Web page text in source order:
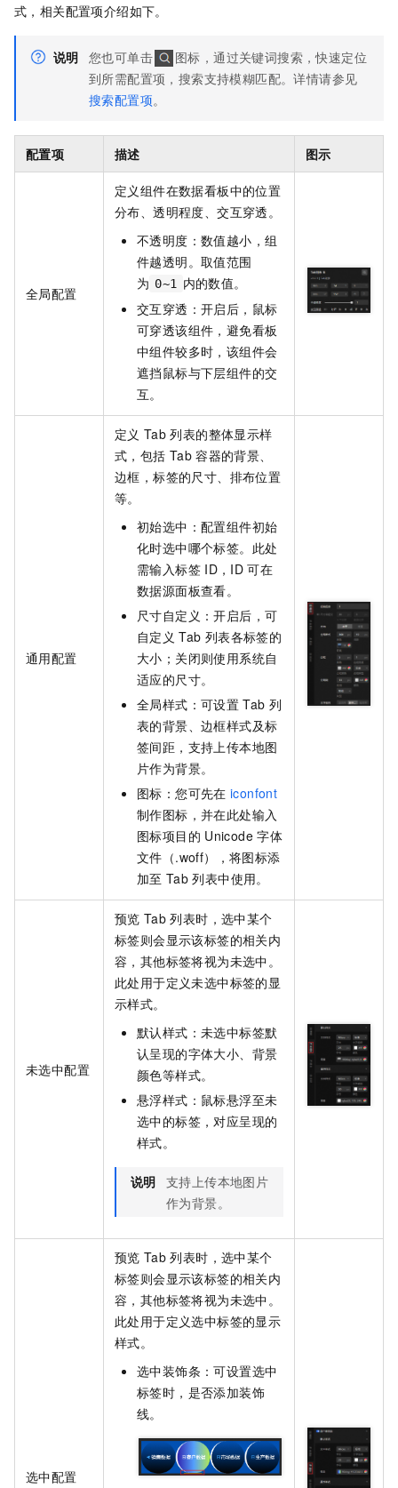
式，相关配置项介绍如下。
说明 您也可单击
图标，通过关键词搜索，快速定位
到所需配置项，搜索支持模糊匹配。详情请参见
搜索配置项。
配置项 描述 图示
全局配置
定义组件在数据看板中的位置
分布、透明程度、交互穿透。
不透明度：数值越小，组
件越透明。取值范围
为 0~1
内的数值。
交互穿透：开启后，鼠标
可穿透该组件，避免看板
中组件较多时，该组件会
遮挡鼠标与下层组件的交
互。
通用配置
定义 Tab 列表的整体显示样
式，包括 Tab 容器的背景、
边框，标签的尺寸、排布位置
等。
初始选中：配置组件初始
化时选中哪个标签。此处
需输入标签 ID，ID 可在
数据源面板查看。
尺寸自定义：开启后，可
自定义 Tab 列表各标签的
大小；关闭则使用系统自
适应的尺寸。
全局样式：可设置 Tab 列
表的背景、边框样式及标
签间距，支持上传本地图
片作为背景。
图标：您可先在 iconfont
制作图标，并在此处输入
图标项目的 Unicode 字体
文件（.woff），将图标添
加至 Tab 列表中使用。
未选中配置
预览 Tab 列表时，选中某个
标签则会显示该标签的相关内
容，其他标签将视为未选中。
此处用于定义未选中标签的显
示样式。
默认样式：未选中标签默
认呈现的字体大小、背景
颜色等样式。
悬浮样式：鼠标悬浮至未
选中的标签，对应呈现的
样式。
说明 支持上传本地图片
作为背景。
选中配置
预览 Tab 列表时，选中某个
标签则会显示该标签的相关内
容，其他标签将视为未选中。
此处用于定义选中标签的显示
样式。
选中装饰条：可设置选中
标签时，是否添加装饰
线。